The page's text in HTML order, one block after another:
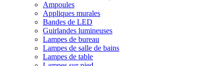
Ampoules
Appliques murales
Bandes de LED
Guirlandes lumineuses
Lampes de bureau
Lampes de salle de bains
Lampes de table